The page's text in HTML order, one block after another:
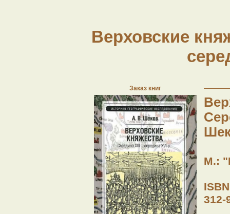
Верховские
Заказ книг
М.:
312-